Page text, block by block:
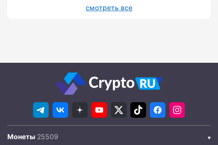
смотреть все
Монеты